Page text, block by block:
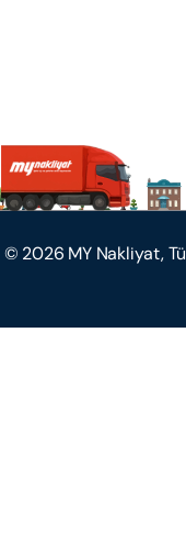
© 2026 MY Nakliyat,